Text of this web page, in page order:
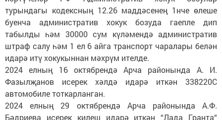
турындагы кодексның 12.26 маддәсенең 1нче өлеше
буенча административ хокук бозуда гаепле дип
табылды һәм 30000 сум күләмендә административ
штраф салу һәм 1 ел 6 айга транспорт чаралары белән
идарә итү хокукыннан мәхрүм ителде.
2024 елның 16 октябрендә Арча районында А. И.
Фазылҗанов исерек хәлдә идарә иткән 338220С
автомобиле тоткарланган.
2024 елның 29 октябрендә Арча районында А.Ф.
Бәдриева исерек килеш идарә иткән “Лада Гранта“